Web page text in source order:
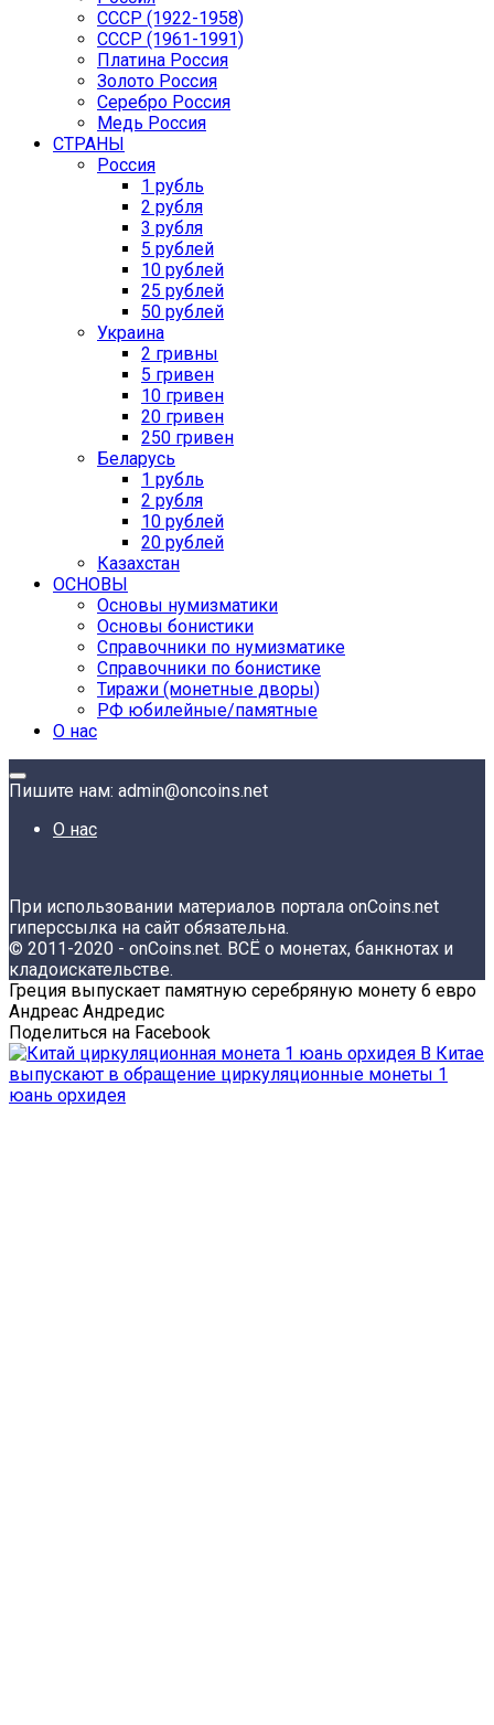
СССР (1922-1958)
CCCР (1961-1991)
Платина Россия
Золото Россия
Серебро Россия
Медь Россия
СТРАНЫ
Россия
1 рубль
2 рубля
3 рубля
5 рублей
10 рублей
25 рублей
50 рублей
Украина
2 гривны
5 гривен
10 гривен
20 гривен
250 гривен
Беларусь
1 рубль
2 рубля
10 рублей
20 рублей
Казахстан
ОСНОВЫ
Основы нумизматики
Основы бонистики
Справочники по нумизматике
Справочники по бонистике
Тиражи (монетные дворы)
РФ юбилейные/памятные
О нас
Пишите нам: admin@oncoins.net
О нас
При использовании материалов портала onCoins.net
гиперссылка на сайт обязательна.
© 2011-2020 - onCoins.net. ВСЁ о монетах, банкнотах и
кладоискательстве.
Греция выпускает памятную серебряную монету 6 евро
Андреас Андредис
Поделиться на Facebook
В Китае
выпускают в обращение циркуляционные монеты 1
юань орхидея